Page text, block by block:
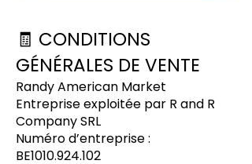
🧾 CONDITIONS
GÉNÉRALES DE VENTE
Randy American Market
Entreprise exploitée par R and R
Company SRL
Numéro d’entreprise :
BE1010.924.102